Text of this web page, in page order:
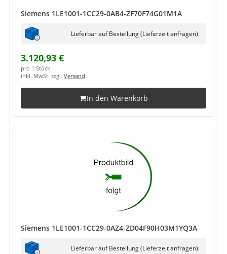
Siemens 1LE1001-1CC29-0AB4-ZF70F74G01M1A
Lieferbar auf Bestellung (Lieferzeit anfragen).
3.120,93 €
pro 1 Stück
inkl. MwSt. zzgl. Versand
In den Warenkorb
Siemens 1LE1001-1CC29-0AZ4-ZD04F90H03M1YQ3A
Lieferbar auf Bestellung (Lieferzeit anfragen).